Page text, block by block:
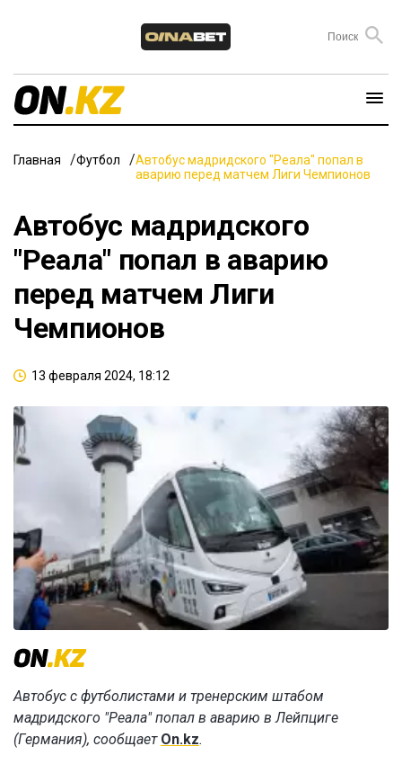
Главная Футбол
Автобус мадридского "Реала" попал в
аварию перед матчем Лиги Чемпионов
Автобус мадридского
"Реала" попал в аварию
перед матчем Лиги
Чемпионов
13 февраля 2024, 18:12
Автобус с футболистами и тренерским штабом
мадридского "Реала" попал в аварию в Лейпциге
(Германия), сообщает On.kz.